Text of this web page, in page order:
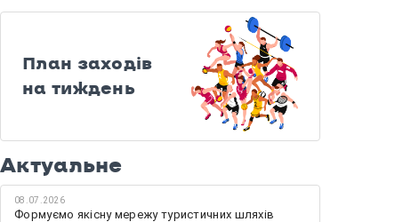
План заходів
на тиждень
Актуальне
08.07.2026
Формуємо якісну мережу туристичних шляхів